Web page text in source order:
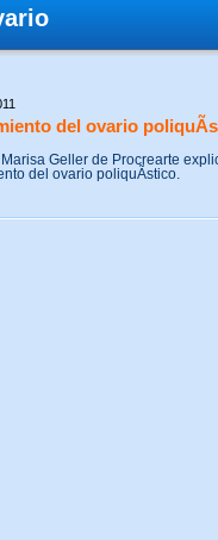
del ovario
Marisa Geller de Procrearte
del ovario poliquÃ­stico.